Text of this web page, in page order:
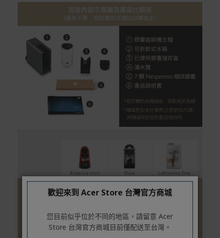
Acer旗下品牌商品保固期限與說明請參考此連結：
s://www.acer.com/tw-zh/support/warranty/product-wa
rranties
非Acer旗下品牌商品保固依各商品和之廠商有所不同，詳
情請參考商品說明。
如有相關保固問題以及售後服務問題，您可以透過專線或
服務信箱聯繫客服。
付款方式
本網站提供以下付款方式：
信用卡分期付款：限指定商品使用，滿1千享3期0利
率/滿1萬享3期0利率/滿3萬享12期0利率
銀行帳戶轉帳：使用一次性虛擬帳戶
LINEPAY(含iPASS MONEY)
Samsung Wallet (原Samsung Pay)：須使用行動裝
歡迎來到 Acer Store 台灣官方商城
您目前似乎位於不同的地區，請留意 Acer
Store 台灣官方商城目前僅配送至台灣。